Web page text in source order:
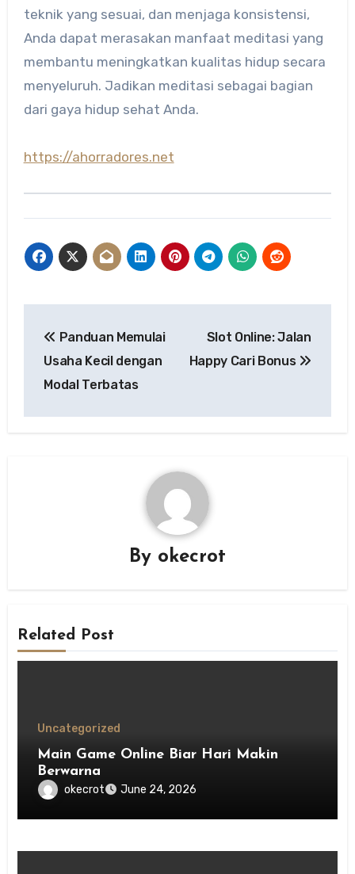
teknik yang sesuai, dan menjaga konsistensi,
Anda dapat merasakan manfaat meditasi yang
membantu meningkatkan kualitas hidup secara
menyeluruh. Jadikan meditasi sebagai bagian
dari gaya hidup sehat Anda.
https://ahorradores.net
navigation
Panduan Memulai
Usaha Kecil dengan
Modal Terbatas
Slot Online: Jalan
Happy Cari Bonus
By okecrot
Related Post
Uncategorized
Main Game Online Biar Hari Makin
Berwarna
okecrot June 24, 2026